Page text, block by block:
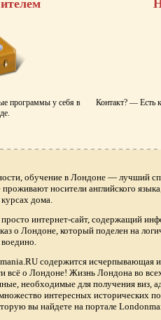
программы у себя в
Контакт? — Есть
обучение в Лондоне — лучший
проживают носители английского
дома.
интернет-сайт, содержащий
о Лондоне, который поделен на
содержится исчерпывающая
всё о Лондоне! Жизнь Лондона во
необходимые для получения виз,
интересных исторических
вы найдете на портале